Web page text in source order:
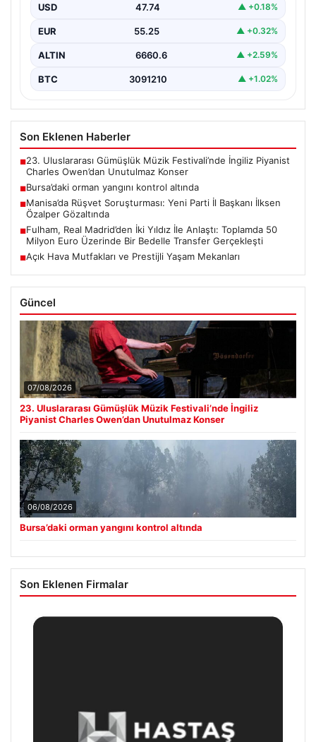
USD 47.74 ▲ +0.18%
EUR 55.25 ▲ +0.32%
ALTIN 6660.6 ▲ +2.59%
BTC 3091210 ▲ +1.02%
Son Eklenen Haberler
■23. Uluslararası Gümüşlük Müzik Festivali’nde İngiliz Piyanist
Charles Owen’dan Unutulmaz Konser
■Bursa’daki orman yangını kontrol altında
■Manisa’da Rüşvet Soruşturması: Yeni Parti İl Başkanı İlksen
Özalper Gözaltında
■Fulham, Real Madrid’den İki Yıldız İle Anlaştı: Toplamda 50
Milyon Euro Üzerinde Bir Bedelle Transfer Gerçekleşti
■Açık Hava Mutfakları ve Prestijli Yaşam Mekanları
Güncel
07/08/2026
23. Uluslararası Gümüşlük Müzik Festivali’nde İngiliz
Piyanist Charles Owen’dan Unutulmaz Konser
06/08/2026
Bursa’daki orman yangını kontrol altında
Son Eklenen Firmalar